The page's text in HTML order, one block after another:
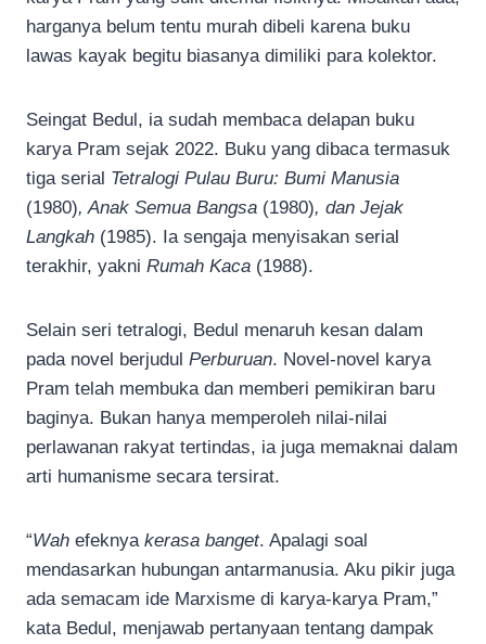
harganya belum tentu murah dibeli karena buku
lawas kayak begitu biasanya dimiliki para kolektor.
Seingat Bedul, ia sudah membaca delapan buku
karya Pram sejak 2022. Buku yang dibaca termasuk
tiga serial Tetralogi Pulau Buru: Bumi Manusia
(1980), Anak Semua Bangsa (1980), dan Jejak
Langkah (1985). Ia sengaja menyisakan serial
terakhir, yakni Rumah Kaca (1988).
Selain seri tetralogi, Bedul menaruh kesan dalam
pada novel berjudul Perburuan. Novel-novel karya
Pram telah membuka dan memberi pemikiran baru
baginya. Bukan hanya memperoleh nilai-nilai
perlawanan rakyat tertindas, ia juga memaknai dalam
arti humanisme secara tersirat.
“Wah efeknya kerasa banget. Apalagi soal
mendasarkan hubungan antarmanusia. Aku pikir juga
ada semacam ide Marxisme di karya-karya Pram,”
kata Bedul, menjawab pertanyaan tentang dampak